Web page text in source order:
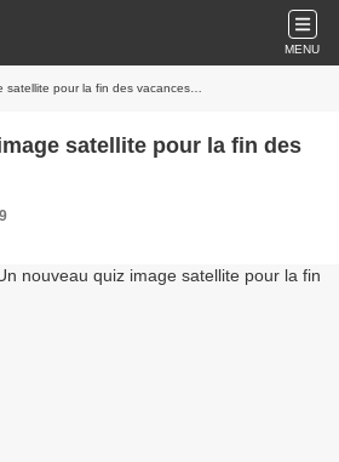
MENU
satellite pour la fin des vacances…
satellite pour la fin des